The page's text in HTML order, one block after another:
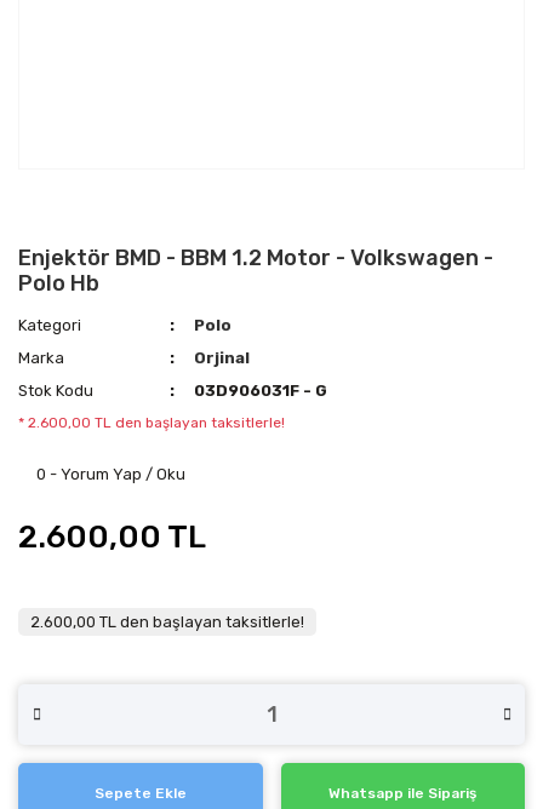
Enjektör BMD - BBM 1.2 Motor - Volkswagen -
Polo Hb
Kategori
Polo
Marka
Orjinal
Stok Kodu
03D906031F - G
* 2.600,00 TL den başlayan taksitlerle!
0 - Yorum Yap / Oku
2.600,00 TL
2.600,00 TL den başlayan taksitlerle!
Sepete Ekle Whatsapp ile Sipariş